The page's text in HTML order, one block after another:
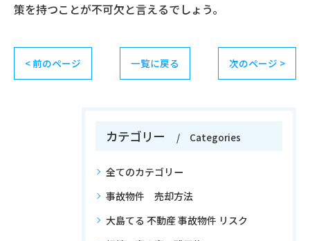
策を持つことが不可欠と言えるでしょう。
< 前のページ 一覧に戻る 次のページ >
カテゴリー Categories
全てのカテゴリー
事故物件 売却方法
大島てる 不動産 事故物件 リスク